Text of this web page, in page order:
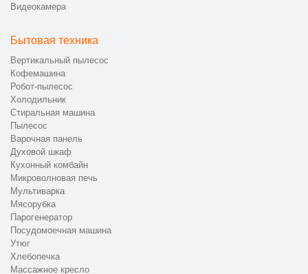
Видеокамера
Бытовая техника
Вертикальный пылесос
Кофемашина
Робот-пылесос
Холодильник
Стиральная машина
Пылесос
Варочная панель
Духовой шкаф
Кухонный комбайн
Микроволновая печь
Мультиварка
Мясорубка
Парогенератор
Посудомоечная машина
Утюг
Хлебопечка
Массажное кресло